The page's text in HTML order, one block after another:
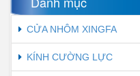
CỬA NHÔM XINGFA
KÍNH CƯỜNG LỰC